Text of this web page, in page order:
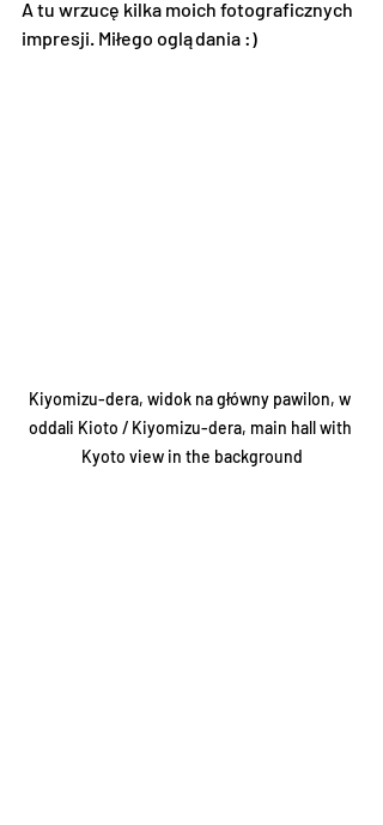
A tu wrzucę kilka moich fotograficznych
impresji. Miłego oglądania :)
Kiyomizu-dera, widok na główny pawilon, w
oddali Kioto / Kiyomizu-dera, main hall with
Kyoto view in the background